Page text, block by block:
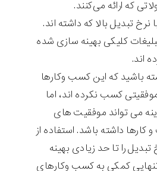
که ارائه می‌کنند.
تبدیل بالا که داشته اند.
کلیکی بهینه سازی شده
اند.
باشید که این کسب وکارها
کسب نکرده اند، اما
می تواند موفقیت های
داشته باشد. استفاده از
را تا حد زیادی بهینه
کمکی به کسب وکارهای